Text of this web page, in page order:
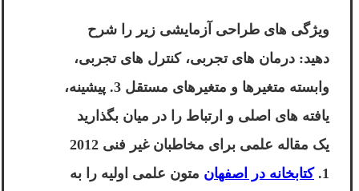
ویژگی های طراحی آزمایشی زیر را شرح
دهید: درمان های تجربی، کنترل های تجربی،
وابسته متغیرها و متغیرهای مستقل 3. پیشینه،
یافته های اصلی و ارتباط را در میان بگذارید
یک مقاله علمی برای مخاطبان غیر فنی 2012
1. کتابخانه در اصفهان متون علمی اولیه را به